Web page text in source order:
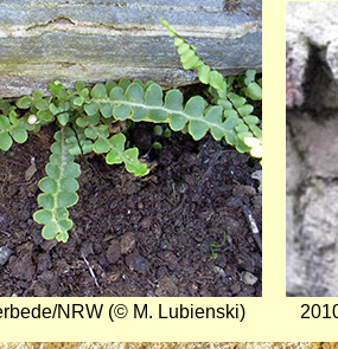
NRW (© M. Lubienski)
Bild